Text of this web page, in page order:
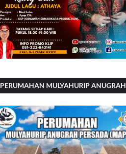
PERUMAHAN MULYAHURIP ANUGRAH